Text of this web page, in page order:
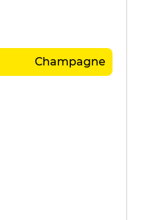
Champagne